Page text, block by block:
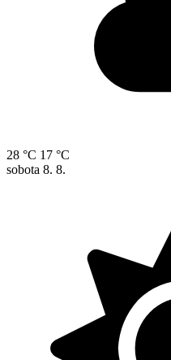
28 °C 17 °C
sobota 8. 8.